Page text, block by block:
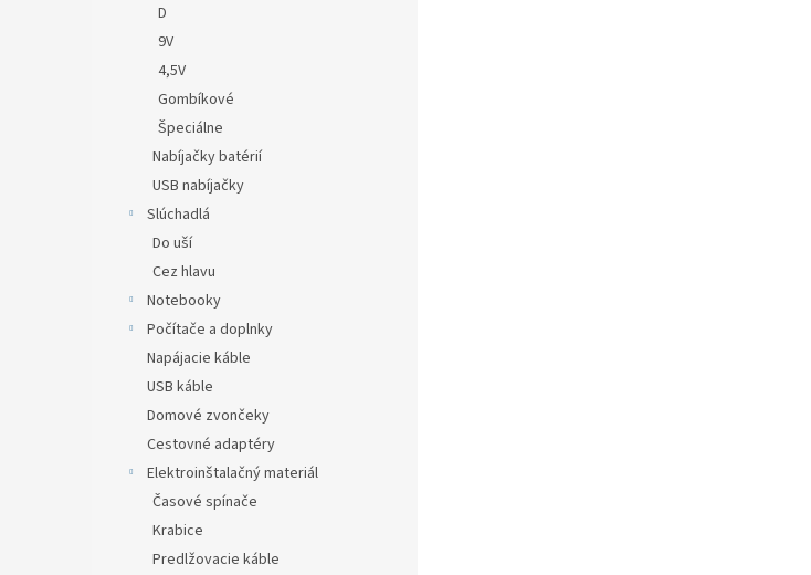
D
9V
4,5V
Gombíkové
Špeciálne
Nabíjačky batérií
USB nabíjačky
Slúchadlá
Do uší
Cez hlavu
Notebooky
Počítače a doplnky
Napájacie káble
USB káble
Domové zvončeky
Cestovné adaptéry
Elektroinštalačný materiál
Časové spínače
Krabice
Predlžovacie káble